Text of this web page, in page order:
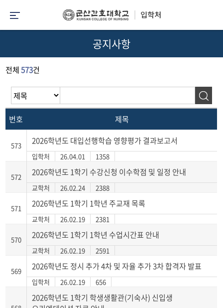
공지사항
전체573건
번호 제목
573 2026학년도 대입선행학습 영향평가 결과보고서
입학처 26.04.01 1358
572 2026학년도 1학기 수강신청 이수학점 및 일정 안내
교학처 26.02.24 2388
571 2026학년도 1학기 1학년 주교재 목록
교학처 26.02.19 2381
570 2026학년도 1학기 1학년 수업시간표 안내
교학처 26.02.19 2591
569 2026학년도 정시 추가 4차 및 자율 추가 3차 합격자 발표
입학처 26.02.19 656
2026학년도 1학기 학생생활관(기숙사) 신입생